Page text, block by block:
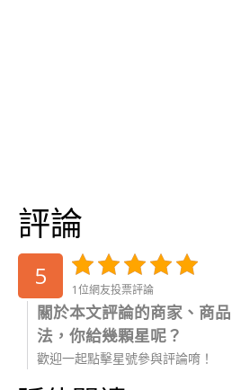
評論
5 1位網友投票評論
關於本文評論的商家、商
法，你給幾顆星呢？
歡迎一起點擊星號參與評論唷！